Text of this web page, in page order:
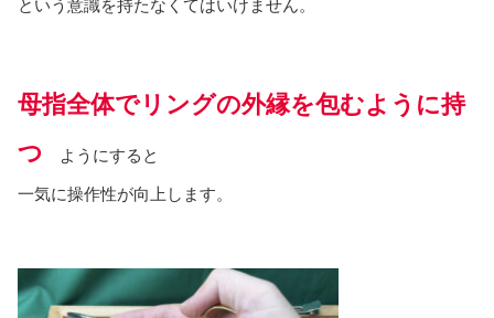
という意識を持たなくてはいけません。
母指全体でリングの外縁を包むように持
つ
ようにすると
一気に操作性が向上します。